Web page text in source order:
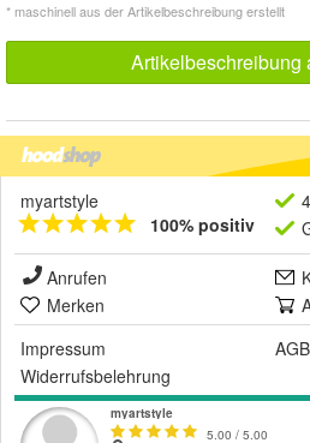
* maschinell aus der Artikelbeschreibung erstellt
Artikelbeschreibung
myartstyle
100% positiv
Anrufen
Merken
Impressum
AGB
Widerrufsbelehrung